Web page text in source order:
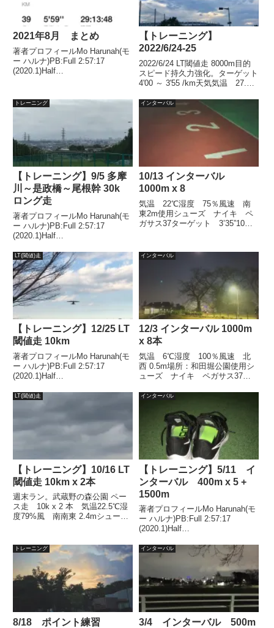
2021年8月 まとめ
著者プロフィールMo Harunah(モ
ー ハルナ)PB:Full 2:57:17
(2020.1)Half
ルランニング、マラソンの走力を
決めるうえで重要な...
【トレーニング】
2022/6/24-25
2022/6/24 LT閾値走 8000m目的
スピード持久力強化。ターゲット
4'00 ～ 3'55 /km天気気温 27.4℃
閾値走についてはこちら結果日付
4/285/66/176/24タイム32’1...
トレーニング
【トレーニング】9/5 多摩
川～是政橋～尾根幹 30k
ロング走
著者プロフィールMo Harunah(モ
ー ハルナ)PB:Full 2:57:17
(2020.1)Half
50代サブスリー達成。週末ラ
ン。ロング走今週も 多摩川～是
政橋～尾根幹 30k ...
インターバル
10/13 インターバル
1000m x 8
気温 22℃湿度 75％風速 南
東2m使用シューズ ナイキ ペ
ガサス37ターゲット 3’35”10月
33.0、27.9、29.7、26.4、24.08
本走ったつもりが...
LT(閾値)走
【トレーニング】12/25 LT
閾値走 10km
著者プロフィールMo Harunah(モ
ー ハルナ)PB:Full 2:57:17
(2020.1)Half
50代サブスリー達成。週末ラ
インターバル
12/3 インターバル 1000m
x 8本
気温 6℃湿度 100％風速 北
西 0.5m場所：和田堀公園使用シ
ューズ ナイキ ペガサス37タ
3’40.2、32.9、38.5、23.1、25.6
21：00を過ぎてしまったけど...
LT(閾値)走
【トレーニング】10/16 LT
閾値走 10km x 2本
週末ラン。武蔵野の森公園 ペー
ス走 10k x 2 本 気温22.5℃湿
度79%風 南南東 2.4mシュー
ゆるセット練てやつ。脚が重かっ
たけど頑張って10kを2本走りま
したよ。ター...
インターバル
【トレーニング】5/11 イ
ンターバル 400m x 5 +
1500m
著者プロフィールMo Harunah(モ
ー ハルナ)PB:Full 2:57:17
(2020.1)Half
50代サブスリー達成。目的スピ
ード強化のため、400m 1’20″＝
トレーニング
8/18 ポイント練習
インターバル
3/4 インターバル 500m